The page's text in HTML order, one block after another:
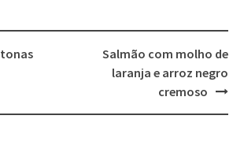
Salmão com molho de
laranja e arroz negro
cremoso